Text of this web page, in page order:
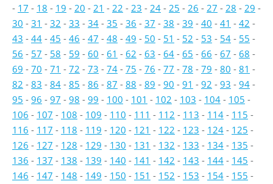
- 17 - 18 - 19 - 20 - 21 - 22 - 23 - 24 - 25 - 26 - 27 - 28 - 29 -
30 - 31 - 32 - 33 - 34 - 35 - 36 - 37 - 38 - 39 - 40 - 41 - 42 -
43 - 44 - 45 - 46 - 47 - 48 - 49 - 50 - 51 - 52 - 53 - 54 - 55 -
56 - 57 - 58 - 59 - 60 - 61 - 62 - 63 - 64 - 65 - 66 - 67 - 68 -
69 - 70 - 71 - 72 - 73 - 74 - 75 - 76 - 77 - 78 - 79 - 80 - 81 -
82 - 83 - 84 - 85 - 86 - 87 - 88 - 89 - 90 - 91 - 92 - 93 - 94 -
95 - 96 - 97 - 98 - 99 - 100 - 101 - 102 - 103 - 104 - 105 -
106 - 107 - 108 - 109 - 110 - 111 - 112 - 113 - 114 - 115 -
116 - 117 - 118 - 119 - 120 - 121 - 122 - 123 - 124 - 125 -
126 - 127 - 128 - 129 - 130 - 131 - 132 - 133 - 134 - 135 -
136 - 137 - 138 - 139 - 140 - 141 - 142 - 143 - 144 - 145 -
146 - 147 - 148 - 149 - 150 - 151 - 152 - 153 - 154 - 155 -